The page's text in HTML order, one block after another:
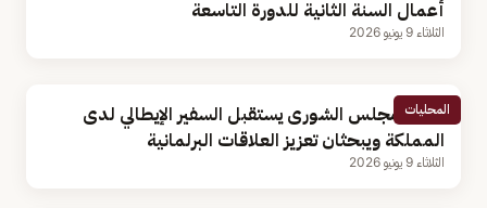
أعمال السنة الثانية للدورة التاسعة
الثلاثاء 9 يونيو 2026
المحليات
رئيس مجلس الشورى يستقبل السفير الإيطالي لدى
المملكة ويبحثان تعزيز العلاقات البرلمانية
الثلاثاء 9 يونيو 2026